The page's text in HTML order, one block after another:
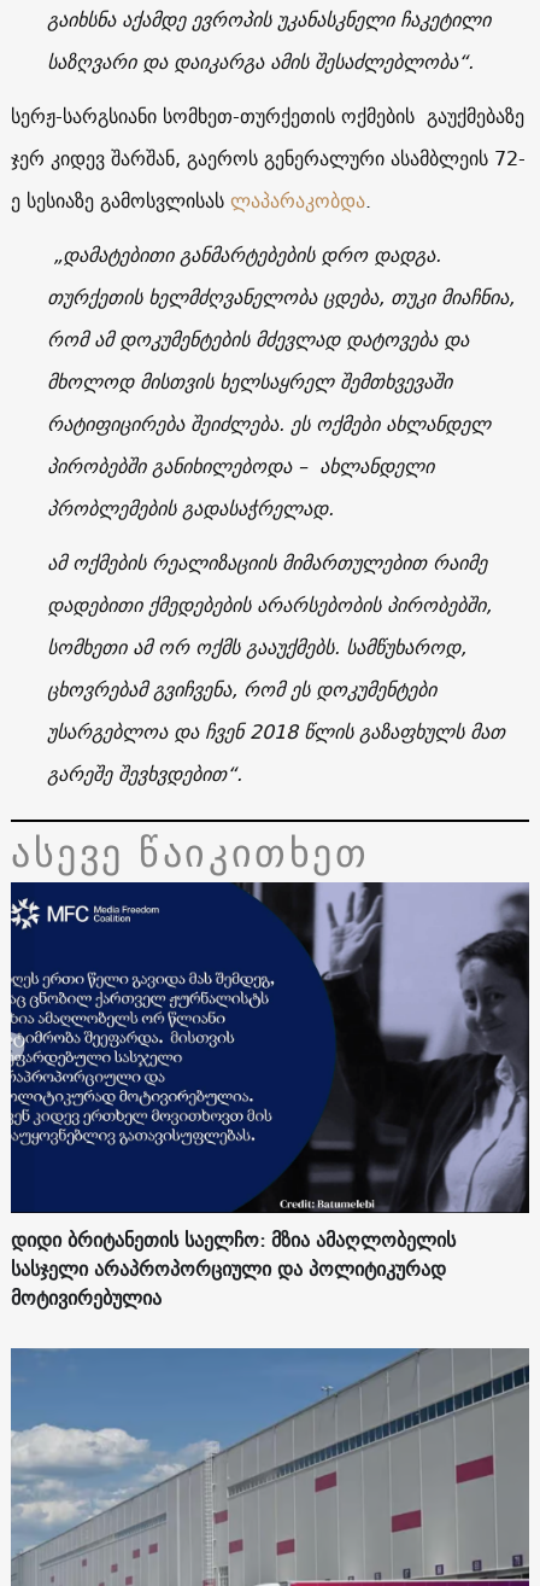
გაიხსნა აქამდე ევროპის უკანასკნელი ჩაკეტილი
საზღვარი და დაიკარგა ამის შესაძლებლობა“.
სერჟ-სარგსიანი სომხეთ-თურქეთის ოქმების გაუქმებაზე
ჯერ კიდევ შარშან, გაეროს გენერალური ასამბლეის 72-
ე სესიაზე გამოსვლისასლაპარაკობდა.
„დამატებითი განმარტებების დრო დადგა.
თურქეთის ხელმძღვანელობა ცდება, თუკი მიაჩნია,
რომ ამ დოკუმენტების მძევლად დატოვება და
მხოლოდ მისთვის ხელსაყრელ შემთხვევაში
რატიფიცირება შეიძლება. ეს ოქმები ახლანდელ
პირობებში განიხილებოდა – ახლანდელი
პრობლემების გადასაჭრელად.
ამ ოქმების რეალიზაციის მიმართულებით რაიმე
დადებითი ქმედებების არარსებობის პირობებში,
სომხეთი ამ ორ ოქმს გააუქმებს. სამწუხაროდ,
ცხოვრებამ გვიჩვენა, რომ ეს დოკუმენტები
უსარგებლოა და ჩვენ 2018 წლის გაზაფხულს მათ
გარეშე შევხვდებით“.
ასევე წაიკითხეთ
დიდი ბრიტანეთის საელჩო: მზია ამაღლობელის
სასჯელი არაპროპორციული და პოლიტიკურად
მოტივირებულია